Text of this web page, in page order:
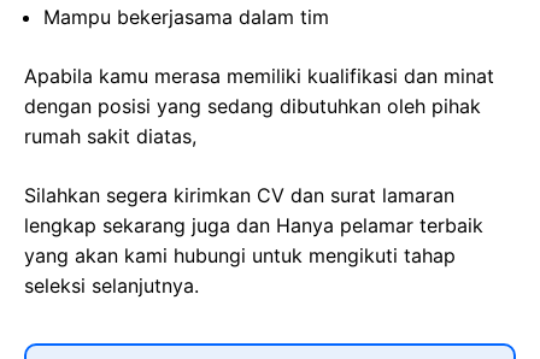
Mampu bekerjasama dalam tim
Apabila kamu merasa memiliki kualifikasi dan minat
dengan posisi yang sedang dibutuhkan oleh pihak
rumah sakit diatas,
Silahkan segera kirimkan CV dan surat lamaran
lengkap sekarang juga dan Hanya pelamar terbaik
yang akan kami hubungi untuk mengikuti tahap
seleksi selanjutnya.